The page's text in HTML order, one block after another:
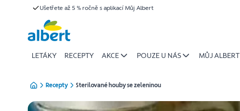
Ušetřete až 5 % ročně s aplikací Můj Albert
LETÁKY RECEPTY AKCE POUZE U NÁS MŮJ ALBERT
Recepty Sterilované houby se zeleninou